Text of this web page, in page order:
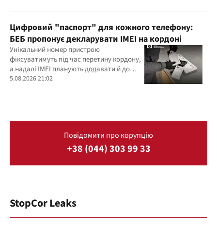
Цифровий "паспорт" для кожного телефону:
БЕБ пропонує декларувати IMEI на кордоні
Унікальний номер пристрою
фіксуватимуть під час перетину кордону,
а надалі IMEI планують додавати й до
фіскальних чеків
5.08.2026 21:02
Повідомити про корупцію
+38 (044) 303 99 33
StopCor Leaks